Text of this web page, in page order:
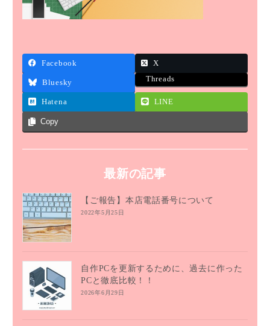
Facebook X
Bluesky Threads
Hatena LINE
Copy
最新の記事
【ご報告】本店電話番号について
2022年5月25日
自作PCを更新するために、過去に作った
PCと徹底比較！！
2026年6月29日